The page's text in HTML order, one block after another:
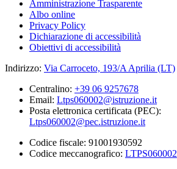
Amministrazione Trasparente
Albo online
Privacy Policy
Dichiarazione di accessibilità
Obiettivi di accessibilità
Indirizzo: Via Carroceto, 193/A Aprilia (LT)
Centralino: +39 06 9257678
Email: Ltps060002@istruzione.it
Posta elettronica certificata (PEC):
Ltps060002@pec.istruzione.it
Codice fiscale: 91001930592
Codice meccanografico: LTPS060002